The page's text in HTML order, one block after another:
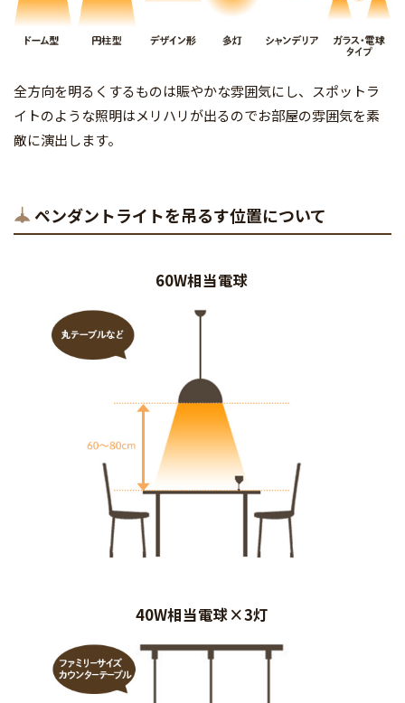
全方向を明るくするものは賑やかな雰囲気にし、スポットラ
イトのような照明はメリハリが出るのでお部屋の雰囲気を素
敵に演出します。
ペンダントライトを吊るす位置について
60W相当電球
40W相当電球×3灯